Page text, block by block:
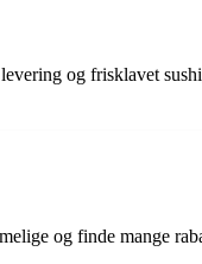
og frisklavet
og finde mange